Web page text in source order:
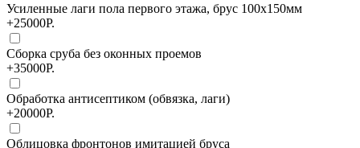
Усиленные лаги пола первого этажа, брус 100х150мм
+25000Р.
Сборка сруба без оконных проемов
+35000Р.
Обработка антисептиком (обвязка, лаги)
+20000Р.
Облицовка фронтонов имитацией бруса